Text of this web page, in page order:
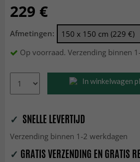
229 €
Afmetingen:
Op voorraad. Verzending binnen
In winkelwagen
✓ SNELLE LEVERTIJD
Verzending binnen 1-2 werkdagen
✓ GRATIS VERZENDING EN GRATIS